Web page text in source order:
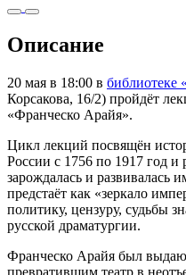
Описание
20 мая в 18:00 в библиотеке
Корсакова, 16/2) пройдёт
«Франческо Арайя».
Цикл лекций посвящён
России с 1756 по 1917 год и
зарождалась и развивалась
предстаёт как «зеркало
политику, цензуру, судьбы
русской драматургии.
Франческо Арайя был
превратившим театр в